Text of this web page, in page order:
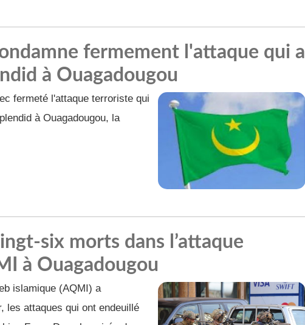
fermement l'attaque qui a
à Ouagadougou
fermeté l'attaque terroriste qui
à Ouagadougou, la
six morts dans l’attaque
à Ouagadougou
islamique (AQMI) a
les attaques qui ont endeuillé